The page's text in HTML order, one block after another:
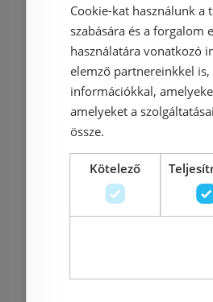
Általános
Cookie-kat használunk a
szabására és a forgalom
használatára vonatkozó
elemző partnereinkkel
információkkal,
amelyeket a
össze.
Kötelező